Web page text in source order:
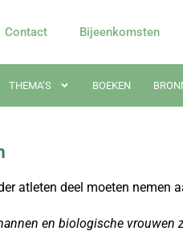
Contact Bijeenkomsten
THEMA’S BOEKEN
atleten deel moeten nemen
en biologische